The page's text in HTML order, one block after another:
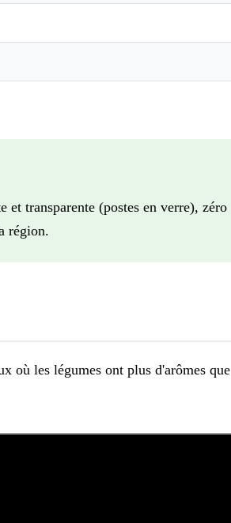
et transparente (postes en verre), zéro
région.
où les légumes ont plus d'arômes que